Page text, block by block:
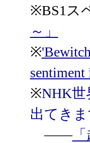
※BS1ス
～」
※
※NHK
出てきま
――「